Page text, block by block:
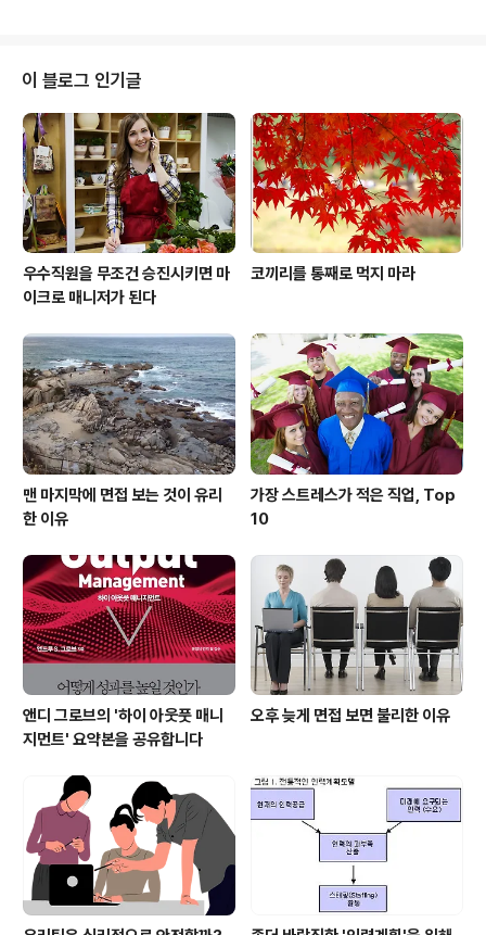
곱근이라는 말이 들어가서 좀 어렵게 느껴지나요? 해설해
드릴게요. 여러분 조직이 100명으로 이루어져 있다면, 10
0의 제곱근 값은 10입니다. 바로 이 10명이 여러분 조직에
서 생겨나는 작업의 50%를 수행한다는 것이 프라이스가
주장하는 바입니다. 그러면 이 10명의 직원은 각자 5%씩
의 업무를 ..
이 블로그 인기글
우수직원을 무조건 승진시키면 마
이크로 매니저가 된다
코끼리를 통째로 먹지 마라
맨 마지막에 면접 보는 것이 유리
한 이유
가장 스트레스가 적은 직업, Top
10
앤디 그로브의 '하이 아웃풋 매니
지먼트' 요약본을 공유합니다
오후 늦게 면접 보면 불리한 이유